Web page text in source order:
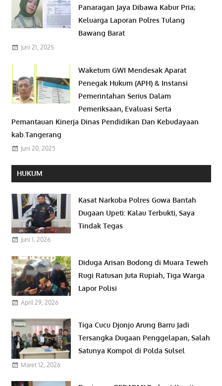
Panaragan Jaya Dibawa Kabur Pria;
Keluarga Laporan Polres Tulang
Bawang Barat
Juni 21, 2025
Waketum GWI Mendesak Aparat
Penegak Hukum (APH) & Instansi
Pemerintahan Serius Dalam
Pemeriksaan, Evaluasi Serta
Pemantauan Kinerja Dinas Pendidikan Dan Kebudayaan
kab.Tangerang
Juni 20, 2025
HUKUM
Kasat Narkoba Polres Gowa Bantah
Dugaan Upeti: Kalau Terbukti, Saya
Tindak Tegas
Juni 1, 2026
Diduga Arisan Bodong di Muara Teweh
Rugi Ratusan Juta Rupiah, Tiga Warga
Lapor Polisi
April 29, 2026
Tiga Cucu Djonjo Arung Barru Jadi
Tersangka Dugaan Penggelapan, Salah
Satunya Kompol di Polda Sulsel
Maret 12, 2026